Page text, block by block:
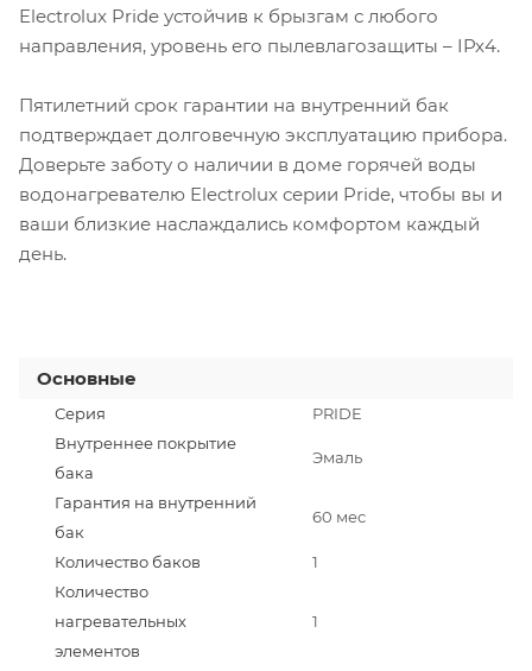
Electrolux Pride устойчив к брызгам с любого
направления, уровень его пылевлагозащиты – IPx4.
Пятилетний срок гарантии на внутренний бак
подтверждает долговечную эксплуатацию прибора.
Доверьте заботу о наличии в доме горячей воды
водонагревателю Electrolux серии Pride, чтобы вы и
ваши близкие наслаждались комфортом каждый
день.
Основные
Серия
PRIDE
Внутреннее покрытие
бака
Эмаль
Гарантия на внутренний
бак
60 мес
Количество баков
1
Количество
нагревательных
элементов
1